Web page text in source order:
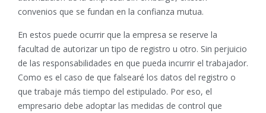
convenios que se fundan en la confianza mutua.
En estos puede ocurrir que la empresa se reserve la
facultad de autorizar un tipo de registro u otro. Sin perjuicio
de las responsabilidades en que pueda incurrir el trabajador.
Como es el caso de que falsearé los datos del registro o
que trabaje más tiempo del estipulado. Por eso, el
empresario debe adoptar las medidas de control que